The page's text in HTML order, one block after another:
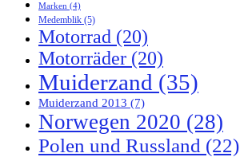
Marken (4)
Medemblik (5)
Motorrad (20)
Motorräder (20)
Muiderzand (35)
Muiderzand 2013 (7)
Norwegen 2020 (28)
Polen und Russland (22)